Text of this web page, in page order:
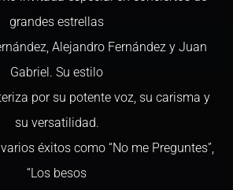
grandes estrellas
Alejandro Fernández y Juan
Gabriel. Su estilo
por su potente voz, su carisma y
su versatilidad.
éxitos como “No me Preguntes”,
“Los besos